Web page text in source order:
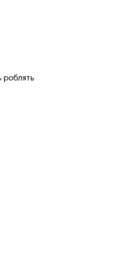
роблять